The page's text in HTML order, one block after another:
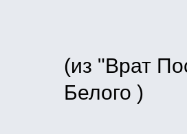
(из "Врат
Белого )